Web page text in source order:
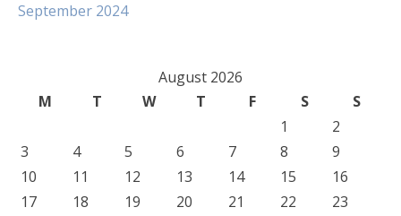
September 2024
August 2026
M
T W T F S
S
1
2
3
4 5 6 7 8
9
10
11 12 13 14 15
16
17
18 19 20 21 22
23